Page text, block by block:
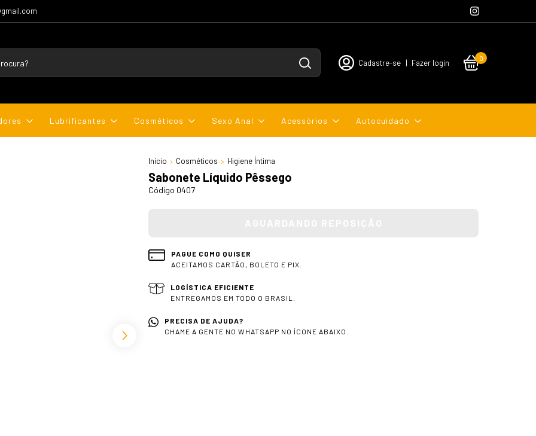
Cadastre-se | Fazer login 0
Lubrificantes Cosméticos Sexo Anal Acessórios Autocuidado
Início Cosméticos Higiene Íntima
Sabonete Líquido Pêssego
Código 0407
PAGUE COMO QUISER
ACEITAMOS CARTÃO, BOLETO E PIX.
LOGÍSTICA EFICIENTE
ENTREGAMOS EM TODO O BRASIL.
PRECISA DE AJUDA?
CHAME A GENTE NO WHATSAPP NO ÍCONE ABAIXO.